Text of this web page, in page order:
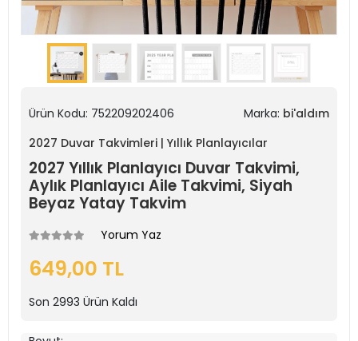
Ürün Kodu: 752209202406 Marka: bi'aldım
2027 Duvar Takvimleri | Yıllık Planlayıcılar
2027 Yıllık Planlayıcı Duvar Takvimi,
Aylık Planlayıcı Aile Takvimi, Siyah
Beyaz Yatay Takvim
Yorum Yaz
649,00 TL
Son 2993 Ürün Kaldı